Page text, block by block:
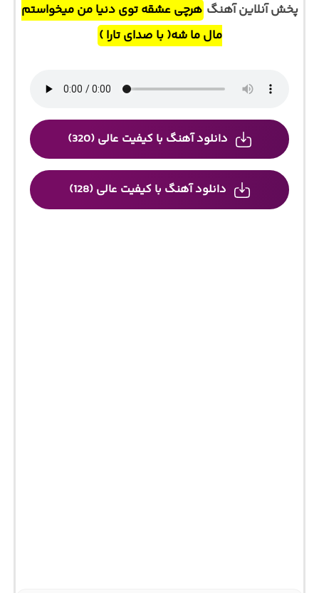
پخش آنلاین آهنگ هرچی عشقه توی دنیا من میخواستم
مال ما شه( با صدای تارا )
دانلود آهنگ با کیفیت عالی (320)
دانلود آهنگ با کیفیت عالی (128)